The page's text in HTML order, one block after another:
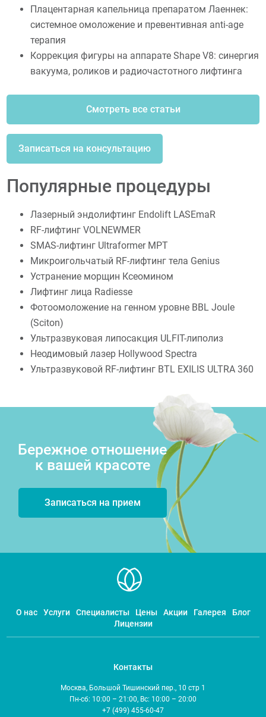
Плацентарная капельница препаратом Лаеннек:
системное омоложение и превентивная anti-age
терапия
Коррекция фигуры на аппарате Shape V8: синергия
вакуума, роликов и радиочастотного лифтинга
Смотреть все статьи
Записаться на консультацию
Популярные процедуры
Лазерный эндолифтинг Endolift LASEmaR
RF-лифтинг VOLNEWMER
SMAS-лифтинг Ultraformer MPT
Микроигольчатый RF-лифтинг тела Genius
Устранение морщин Ксеомином
Лифтинг лица Radiesse
Фотоомоложение на генном уровне BBL Joule
(Sciton)
Ультразвуковая липосакция ULFIT-липолиз
Неодимовый лазер Hollywood Spectra
Ультразвуковой RF-лифтинг BTL EXILIS ULTRA 360
Бережное отношение
к вашей красоте
Записаться на прием
О нас Услуги Специалисты Цены Акции Галерея
Блог
Лицензии
Контакты
Москва, Большой Тишинский пер., 10 стр 1
Пн-сб: 10:00 – 21:00, Вс: 10:00 – 20:00
+7 (499) 455-60-47